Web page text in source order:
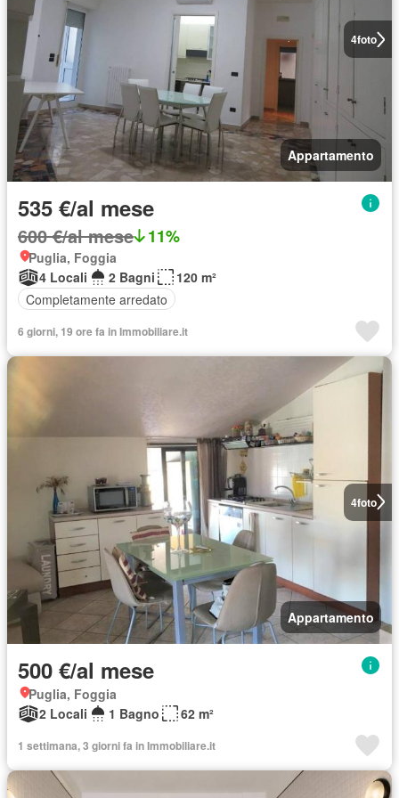
4foto
Appartamento
535 €/al mese
600 €/al mese 11%
Puglia, Foggia
4 Locali
2 Bagni
120 m²
Completamente arredato
6 giorni, 19 ore fa in Immobiliare.it
4foto
Appartamento
500 €/al mese
Puglia, Foggia
2 Locali
1 Bagno 62 m²
1 settimana, 3 giorni fa in Immobiliare.it